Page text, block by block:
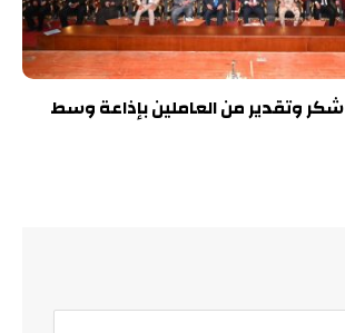
فى عيدهم ال٤٤ شكر وتقدير من العاملين بإذاعة وسط